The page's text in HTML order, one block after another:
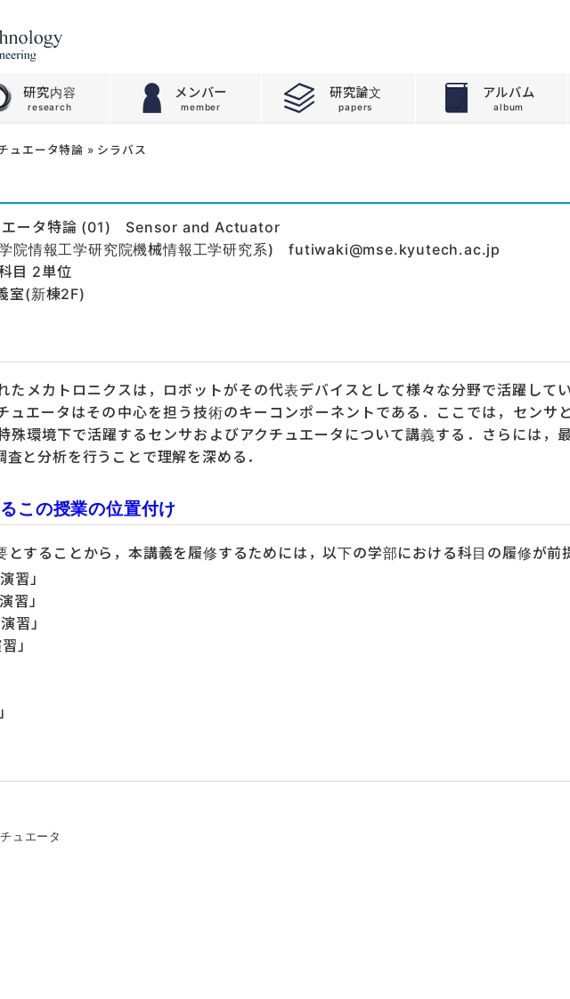
研究内容 メンバー 研究論文 アルバム
ュエータ特論 » シラバス
エータ特論 (01) Sensor and Actuator
院情報工学研究院機械情報工学研究系) futiwaki@mse.kyutech.ac.jp
目 2単位
室(新棟2F)
たメカトロニクスは，ロボットがその代表デバイスとして様々な分野で活躍して
ュエータはその中心を担う技術のキーコンポーネントである．ここでは，センサ
殊環境下で活躍するセンサおよびアクチュエータについて講義する．さらには，
と分析を行うことで理解を深める．
この授業の位置付け
することから，本講義を履修するためには，以下の学部における科目の履修が前
習」
習」
習」
」
ュエータ